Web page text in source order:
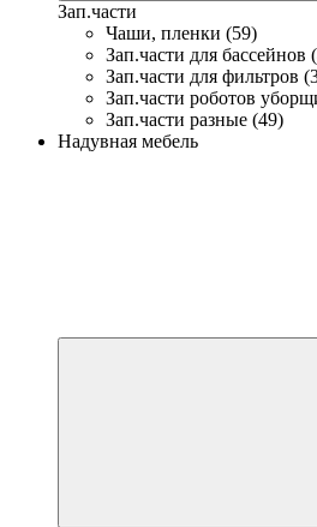
Зап.части
Чаши, пленки (59)
Зап.части для бассейнов
Зап.части для фильтров
Зап.части роботов
Зап.части разные (49)
Надувная мебель